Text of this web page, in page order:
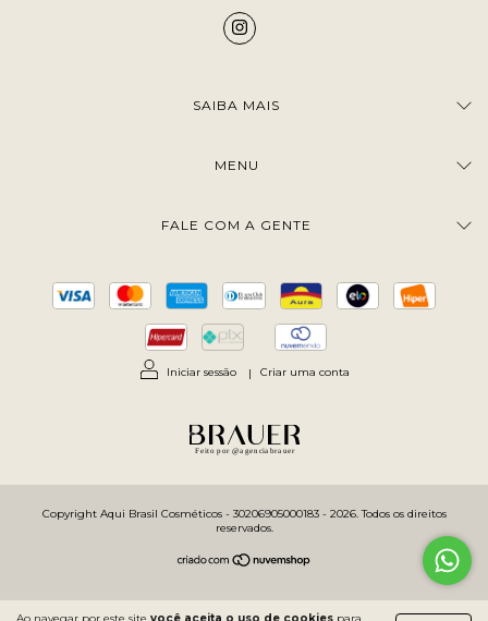
SAIBA MAIS
MENU
FALE COM A GENTE
Iniciar sessão | Criar uma conta
Feito por @agenciabrauer
Copyright Aqui Brasil Cosméticos - 30206905000183 - 2026. Todos os direitos
reservados.